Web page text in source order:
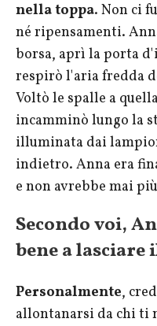
nella toppa. Non ci
né ripensamenti.
borsa, aprì la porta
respirò l'aria fredda
Voltò le spalle a
incamminò lungo la
illuminata dai
indietro. Anna era
e non avrebbe mai
Secondo voi,
bene a
Personalmente,
allontanarsi da chi ti